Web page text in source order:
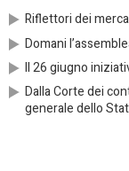
Riflettori dei
Domani
Il 26 giugno
Dalla Corte dei
generale dello